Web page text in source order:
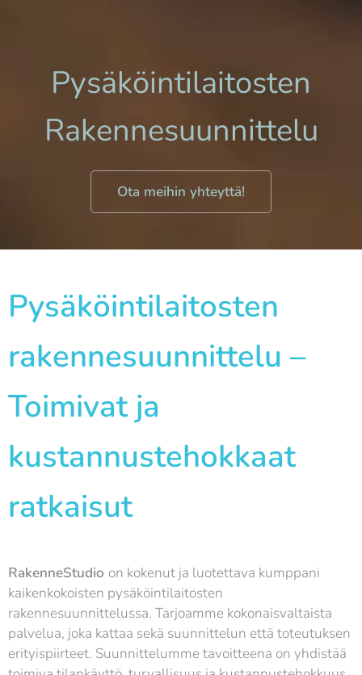
Pysäköintilaitosten
Rakennesuunnittelu
Ota meihin yhteyttä!
Pysäköintilaitosten
rakennesuunnittelu –
Toimivat ja
kustannustehokkaat
ratkaisut
RakenneStudio on kokenut ja luotettava kumppani
kaikenkokoisten pysäköintilaitosten
rakennesuunnittelussa. Tarjoamme kokonaisvaltaista
palvelua, joka kattaa sekä suunnittelun että toteutuksen
erityispiirteet. Suunnittelumme tavoitteena on yhdistää